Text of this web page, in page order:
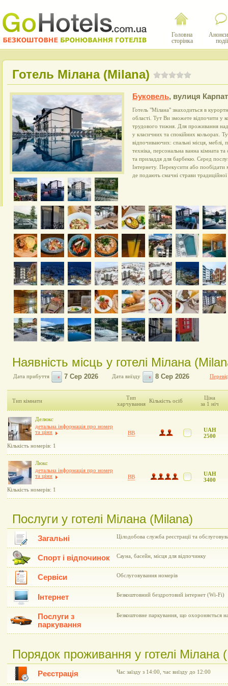
Головна
сторінка
події
Готель Мілана (Milana)
Буковель, вулиця
Готель "Мілана" знаходиться в
області. Тут Ви зможете відпочити у
трудового тижня. Для проживання
у класичних та спокійних кольорах.
відпочиваючих: спальні місця, меблі,
техніка, персональна ванна кімната
та приладдя для барбекю. Серед
Інтернету. Перекусити або
де подають смачні страви традиційної
Наявність місць у готелі Мілана
Дата прибуття Дата виїзду
Тип кімнати
Тип
харчування
Кількість осіб
Ціна
за 1 ніч
Делюкс
детальна інформація про номер
та ціни
Кількість номерів: 1
BB
UAH
2500
Люкс
детальна інформація про номер
та ціни
Кількість номерів: 1
BB
UAH
3400
Послуги у готелі Мілана (Milana)
Загальні Цілодобова служба реєстрації та
Спорт і відпочинок Сауна, басейн, місця для відпочинку
Сервіси Обслуговування номерів
Інтернет Безкоштовний бездротовий інтернет (Wi-Fi)
Послуги з
паркування
Безкоштовне паркування, що охороняється
Порядок проживання у готелі Мілана
Реєстрація Час заїзду з 14:00, час виїзду до 12:00